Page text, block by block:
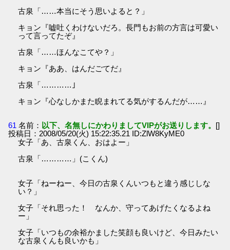
古泉「……本当にそう思いよると？」
キョン『嘘吐くわけないだろ。長門もお前の方言は可愛い
って言ってたぞ』
古泉「……ほんなこてや？」
キョン『ああ、はんだごてだ』
古泉「…………｣
キョン『心なしかまた睨まれてる気がするんだが……』
61 名前： 以下、名無しにかわりましてVIPがお送りします。 []
投稿日：2008/05/20(火) 15:22:35.21 ID:ZlW8KyME0
女子「あ、古泉くん、おはよー」
古泉「…………」(こくん)
女子「ねーねー、今日の古泉くんいつもと違う感じしな
い？」
女子「それ思った！ なんか、守ってあげたくなるよね
ー」
女子「いつもの余裕かました笑顔も良いけど、今日みたい
な古泉くんも良いかも」